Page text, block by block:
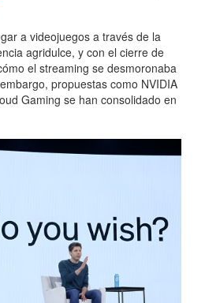
a videojuegos a través de la
agridulce, y con el cierre de
el streaming se desmoronaba
propuestas como NVIDIA
Gaming se han consolidado en